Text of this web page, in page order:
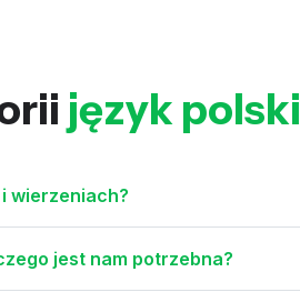
język polski
wierzeniach?
jest nam potrzebna?